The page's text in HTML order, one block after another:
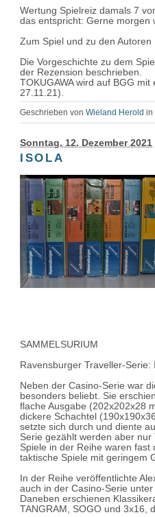
Wertung Spielreiz damals 7
das entspricht: Gerne morgen
Zum Spiel und zu den Autoren
Die Vorgeschichte zu dem
der Rezension beschrieben.
TOKUGAWA wird auf BGG
27.11.21).
Geschrieben vonWieland Herold in
Sonntag, 12. Dezember 2021
ISOLA
SAMMELSURIUM
Ravensburger Traveller-Serie:
Neben der Casino-Serie war
besonders beliebt. Sie
flache Ausgabe (202x202x28
dickere Schachtel
setzte sich durch und diente
Serie gezählt werden aber nur
Spiele in der Reihe waren
taktische Spiele mit geringem
In der Reihe veröffentlichte
auch in der Casino-Serie
Daneben erschienen
TANGRAM, SOGO und 3x16,